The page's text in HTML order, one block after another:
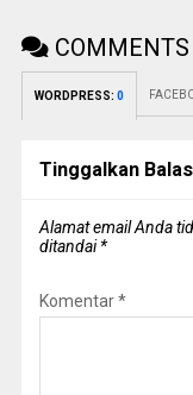
COMMENTS
WORDPRESS: 0
Tinggalkan
Alamat email Anda
ditandai*
Komentar*